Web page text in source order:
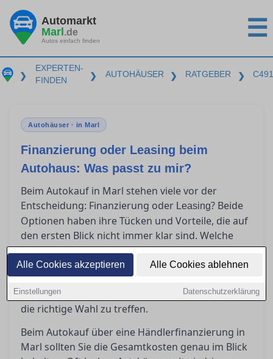
Alle Cookies akzeptieren Alle Cookies ablehnen
Einstellungen Datenschutzerklärung
Automarkt
Marl.de
Autos einfach finden ☰
❯
EXPERTEN-
FINDEN
❯ AUTOHÄUSER ❯ RATGEBER ❯
Autohäuser · in Marl
Finanzierung oder Leasing beim
Autohaus: Was passt zu mir?
Beim Autokauf in Marl stehen viele vor der
Entscheidung: Finanzierung oder Leasing? Beide
Optionen haben ihre Tücken und Vorteile, die auf
den ersten Blick nicht immer klar sind. Welche
Kosten wirklich auf Sie zukommen und welche
Lösung als Privatkunde am meisten Sinn macht,
erfahren Sie hier. Bevor Sie unterschreiben,
sollten Sie genau wissen, worauf es ankommt, um
die richtige Wahl zu treffen.
Beim Autokauf über eine Händlerfinanzierung in
Marl sollten Sie die Gesamtkosten genau im Blick